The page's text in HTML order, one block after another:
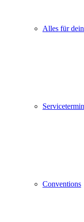
Alles für
Conventions